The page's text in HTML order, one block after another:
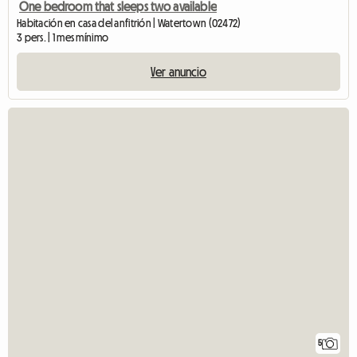
One bedroom that sleeps two available
Habitación en casa del anfitrión | Watertown (02472)
3 pers. | 1 mes mínimo
Ver anuncio
5